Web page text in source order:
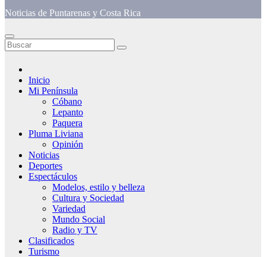
Noticias de Puntarenas y Costa Rica
Inicio
Mi Península
Cóbano
Lepanto
Paquera
Pluma Liviana
Opinión
Noticias
Deportes
Espectáculos
Modelos, estilo y belleza
Cultura y Sociedad
Variedad
Mundo Social
Radio y TV
Clasificados
Turismo